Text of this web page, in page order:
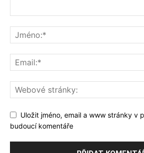
Uložit jméno, email a www stránky v
budoucí komentáře